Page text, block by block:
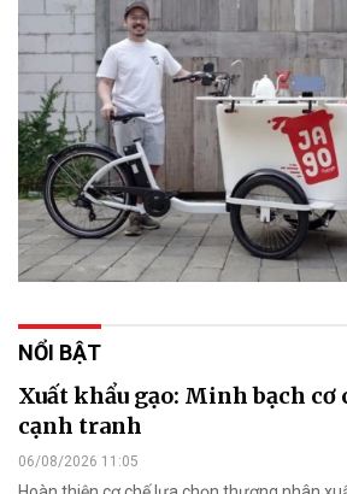
NỔI BẬT
Xuất khẩu gạo: Minh bạch cơ
cạnh tranh
06/08/2026 11:05